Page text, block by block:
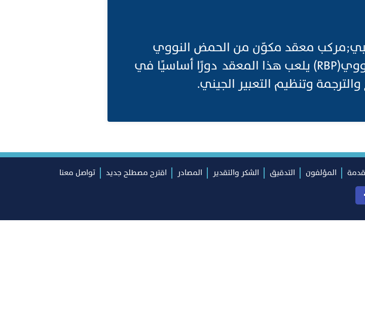
معقد مكوّن من الحمض النووي
الريبي (RNA) وبروتين رابط للحمض النووي(RBP) يلعب هذا المعقد دورًا أساسيًا في
وتنظيم التعبير الجيني.
المؤلفون التدقيق الشكر والتقدير المصادر اقترح مصطلح جديد
تواصل معنا